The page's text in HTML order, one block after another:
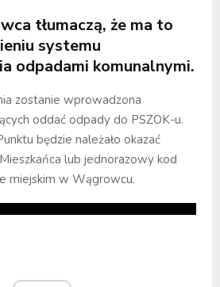
tłumaczą, że ma to
systemu
odpadami komunalnymi.
zostanie wprowadzona
oddać odpady do PSZOK-u.
będzie należało okazać
lub jednorazowy kod
miejskim w Wągrowcu.